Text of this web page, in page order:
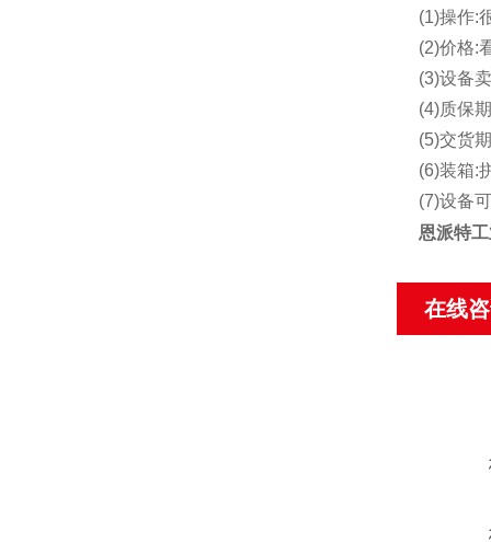
(1)操作:
(2)价格:
(3)设备
(4)质保
(5)交货
(6)装箱:
(7)设备
恩派特
在线